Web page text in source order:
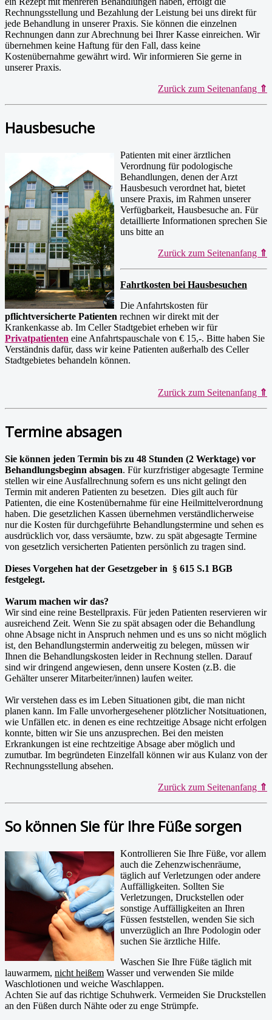
Rechnungsstellung und Bezahlung der Leistung bei uns direkt für
jede Behandlung in unserer Praxis. Sie können die einzelnen
Rechnungen dann zur Abrechnung bei Ihrer Kasse einreichen. Wir
übernehmen keine Haftung für den Fall, dass keine
Kostenübernahme gewährt wird. Wir informieren Sie gerne in
unserer Praxis.
Zurück zum Seitenanfang ⇑
Hausbesuche
Patienten mit einer ärztlichen
Verordnung für podologische
Behandlungen, denen der Arzt
Hausbesuch verordnet hat, bietet
unsere Praxis, im Rahmen unserer
Verfügbarkeit, Hausbesuche an. Für
detaillierte Informationen sprechen Sie
uns bitte an
Zurück zum Seitenanfang ⇑
Fahrtkosten bei Hausbesuchen
Die Anfahrtskosten für
pflichtversicherte Patienten rechnen wir direkt mit der
Krankenkasse ab. Im Celler Stadtgebiet erheben wir für
Privatpatienten eine Anfahrtspauschale von € 15,-. Bitte haben Sie
Verständnis dafür, dass wir keine Patienten außerhalb des Celler
Stadtgebietes behandeln können.
Zurück zum Seitenanfang ⇑
Termine absagen
Sie können jeden Termin bis zu 48 Stunden (2 Werktage) vor
Behandlungsbeginn absagen. Für kurzfristiger abgesagte Termine
stellen wir eine Ausfallrechnung sofern es uns nicht gelingt den
Termin mit anderen Patienten zu besetzen. Dies gilt auch für
Patienten, die eine Kostenübernahme für eine Heilmittelverordnung
haben. Die gesetzlichen Kassen übernehmen verständlicherweise
nur die Kosten für durchgeführte Behandlungstermine und sehen es
ausdrücklich vor, dass versäumte, bzw. zu spät abgesagte Termine
von gesetzlich versicherten Patienten persönlich zu tragen sind.
Dieses Vorgehen hat der Gesetzgeber in § 615 S.1 BGB
festgelegt.
Warum machen wir das?
Wir sind eine reine Bestellpraxis. Für jeden Patienten reservieren wir
ausreichend Zeit. Wenn Sie zu spät absagen oder die Behandlung
ohne Absage nicht in Anspruch nehmen und es uns so nicht möglich
ist, den Behandlungstermin anderweitig zu belegen, müssen wir
Ihnen die Behandlungskosten leider in Rechnung stellen. Darauf
sind wir dringend angewiesen, denn unsere Kosten (z.B. die
Gehälter unserer Mitarbeiter/innen) laufen weiter.
Wir verstehen dass es im Leben Situationen gibt, die man nicht
planen kann. Im Falle unvorhergesehener plötzlicher Notsituationen,
wie Unfällen etc. in denen es eine rechtzeitige Absage nicht erfolgen
konnte, bitten wir Sie uns anzusprechen. Bei den meisten
Erkrankungen ist eine rechtzeitige Absage aber möglich und
zumutbar. Im begründeten Einzelfall können wir aus Kulanz von der
Rechnungsstellung absehen.
Zurück zum Seitenanfang ⇑
So können Sie für Ihre Füße sorgen
Kontrollieren Sie Ihre Füße, vor allem
auch die Zehenzwischenräume,
täglich auf Verletzungen oder andere
Auffälligkeiten. Sollten Sie
Verletzungen, Druckstellen oder
sonstige Auffälligkeiten an Ihren
Füssen feststellen, wenden Sie sich
unverzüglich an Ihre Podologin oder
suchen Sie ärztliche Hilfe.
Waschen Sie Ihre Füße täglich mit
lauwarmem, nicht heißem Wasser und verwenden Sie milde
Waschlotionen und weiche Waschlappen.
Achten Sie auf das richtige Schuhwerk. Vermeiden Sie Druckstellen
an den Füßen durch Nähte oder zu enge Strümpfe.